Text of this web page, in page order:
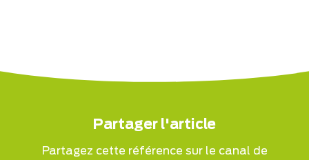
Partager l'article
Partagez cette référence sur le canal de